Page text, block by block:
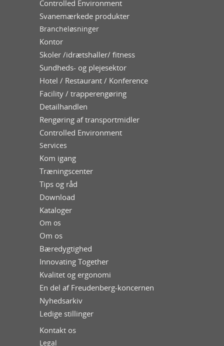
Controlled Environment
Svanemærkede produkter
Brancheløsninger
Kontor
Skoler /idrætshaller/ fitness
Sundheds- og plejesektor
Hotel / Restaurant / Konference
Facility / trapperengøring
Detailhandlen
Rengøring af transportmidler
Controlled Environment
Services
Kom igang
Træningscenter
Tips og råd
Download
Kataloger
Om os
Om os
Bæredygtighed
Innovating Together
Kvalitet og ergonomi
En del af Freudenberg-koncernen
Nyhedsarkiv
Ledige stillinger
Kontakt os
Legal